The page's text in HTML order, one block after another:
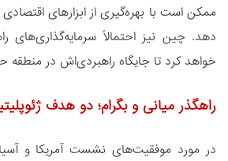
ممکن است با بهره‌گیری از ابزارهای
دهد. چین نیز احتمالاً سرمایه‌گذاری‌های
خواهد کرد تا جایگاه راهبردی‌اش در
راهگذر میانی و بگرام؛ دو هدف
در مورد موفقیت‌های نشست آمریکا و